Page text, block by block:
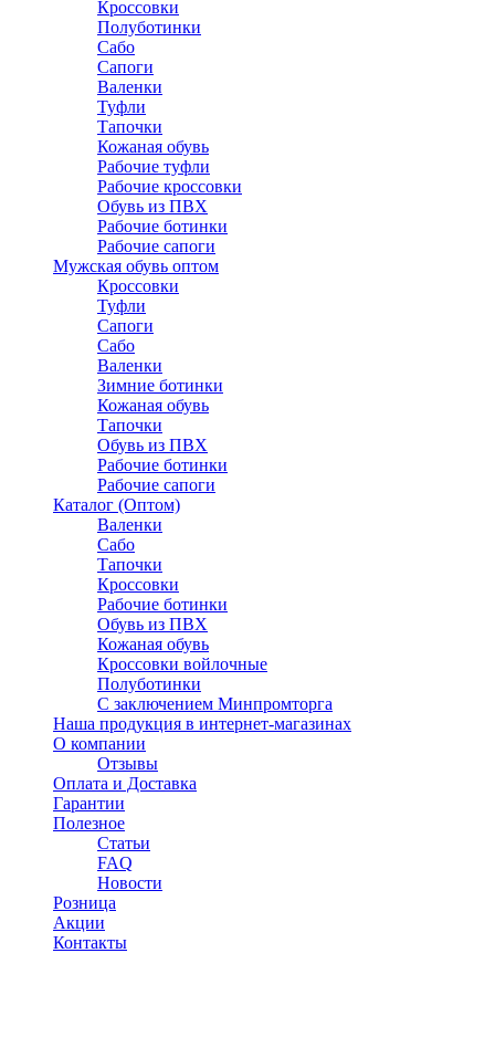
Кроссовки
Полуботинки
Сабо
Сапоги
Валенки
Туфли
Тапочки
Кожаная обувь
Рабочие туфли
Рабочие кроссовки
Обувь из ПВХ
Рабочие ботинки
Рабочие сапоги
Мужская обувь оптом
Кроссовки
Туфли
Сапоги
Сабо
Валенки
Зимние ботинки
Кожаная обувь
Тапочки
Обувь из ПВХ
Рабочие ботинки
Рабочие сапоги
Каталог (Оптом)
Валенки
Сабо
Тапочки
Кроссовки
Рабочие ботинки
Обувь из ПВХ
Кожаная обувь
Кроссовки войлочные
Полуботинки
C заключением Минпромторга
Наша продукция в интернет-магазинах
О компании
Отзывы
Оплата и Доставка
Гарантии
Полезное
Статьи
FAQ
Новости
Розница
Акции
Контакты